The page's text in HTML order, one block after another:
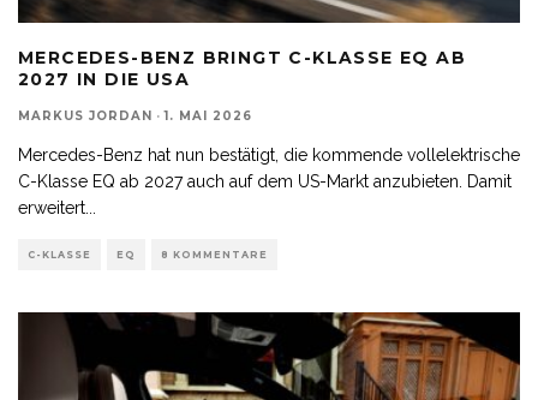
MERCEDES-BENZ BRINGT C-KLASSE EQ AB
2027 IN DIE USA
MARKUS JORDAN · 1. MAI 2026
Mercedes-Benz hat nun bestätigt, die kommende vollelektrische
C-Klasse EQ ab 2027 auch auf dem US-Markt anzubieten. Damit
erweitert
C-KLASSE EQ 8 KOMMENTARE